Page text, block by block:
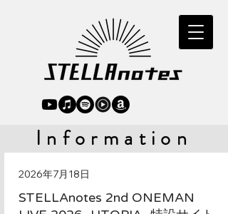
Information
2026年7月18日
STELLAnotes 2nd ONEMAN